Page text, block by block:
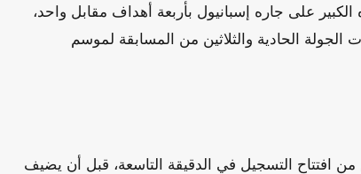
على جاره إسبانيول بأربعة أهداف مقابل واحد،
الحادية والثلاثين من المسابقة لموسم
افتتاح التسجيل في الدقيقة التاسعة، قبل أن يضيف